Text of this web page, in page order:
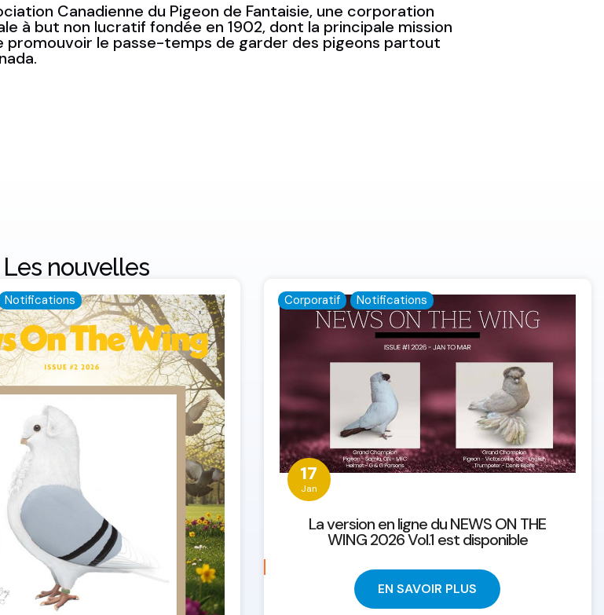
Canadienne du Pigeon de Fantaisie, une corporation
à but non lucratif fondée en 1902, dont la principale mission
promouvoir le passe-temps de garder des pigeons partout
Les nouvelles
Notifications
17
Jan
Corporatif Notifications
La version en ligne du NEWS ON THE
WING 2026 Vol.1 est disponible
EN SAVOIR PLUS